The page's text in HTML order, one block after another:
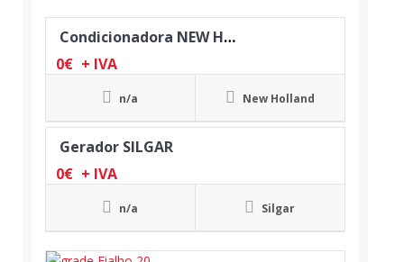
n/a New Holland
Condicionadora NEW HOLLAND
0€ + IVA
n/a Silgar
Gerador SILGAR
0€ + IVA